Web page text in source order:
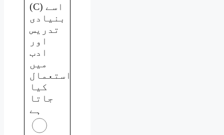
(C) اسے
بنیادی
تدریس
اور
ادب
میں
استعمال
کیا
جاتا
ہے